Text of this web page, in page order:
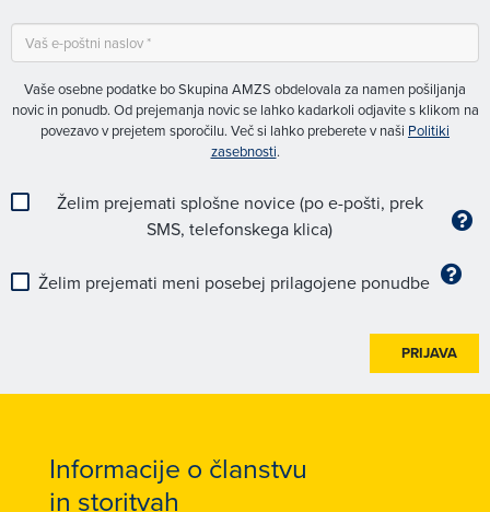
Vaše osebne podatke bo Skupina AMZS obdelovala za namen pošiljanja
novic in ponudb. Od prejemanja novic se lahko kadarkoli odjavite s klikom na
povezavo v prejetem sporočilu. Več si lahko preberete v naši Politiki
zasebnosti.
Želim prejemati splošne novice (po e-pošti, prek
SMS, telefonskega klica)
Želim prejemati meni posebej prilagojene ponudbe
PRIJAVA
Informacije o članstvu
in storitvah